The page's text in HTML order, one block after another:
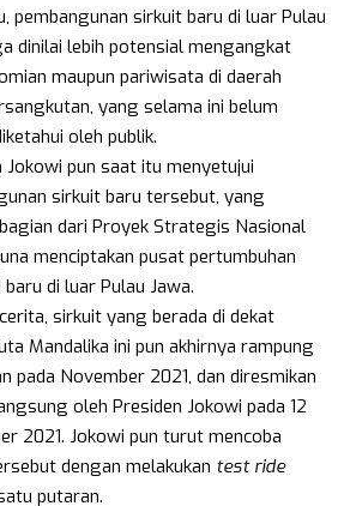
pembangunan sirkuit baru di luar Pulau
dinilai lebih potensial mengangkat
maupun pariwisata di daerah
yang selama ini belum
oleh publik.
Jokowi pun saat itu menyetujui
sirkuit baru tersebut, yang
dari Proyek Strategis Nasional
menciptakan pusat pertumbuhan
di luar Pulau Jawa.
sirkuit yang berada di dekat
Mandalika ini pun akhirnya rampung
pada November 2021, dan diresmikan
oleh Presiden Jokowi pada 12
2021. Jokowi pun turut mencoba
dengan melakukan test ride
putaran.